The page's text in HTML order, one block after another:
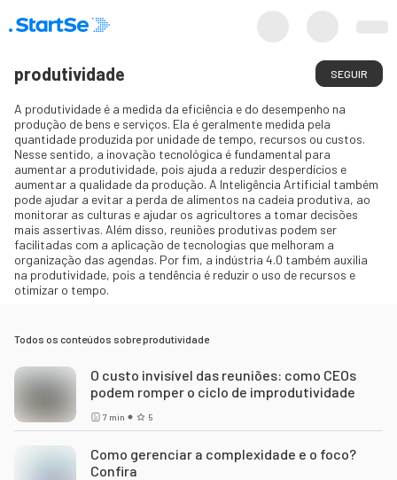
produtividade SEGUIR
A produtividade é a medida da eficiência e do desempenho na
produção de bens e serviços. Ela é geralmente medida pela
quantidade produzida por unidade de tempo, recursos ou custos.
Nesse sentido, a inovação tecnológica é fundamental para
aumentar a produtividade, pois ajuda a reduzir desperdícios e
aumentar a qualidade da produção. A Inteligência Artificial também
pode ajudar a evitar a perda de alimentos na cadeia produtiva, ao
monitorar as culturas e ajudar os agricultores a tomar decisões
mais assertivas. Além disso, reuniões produtivas podem ser
facilitadas com a aplicação de tecnologias que melhoram a
organização das agendas. Por fim, a indústria 4.0 também auxilia
na produtividade, pois a tendência é reduzir o uso de recursos e
otimizar o tempo.
Todos os conteúdos sobreprodutividade
O custo invisível das reuniões: como CEOs
podem romper o ciclo de improdutividade
7 min 5
Como gerenciar a complexidade e o foco?
Confira